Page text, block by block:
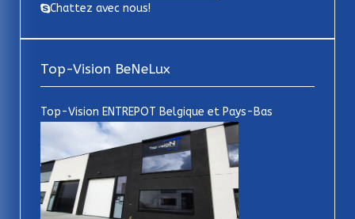
Chattez avec nous!
Top-Vision BeNeLux
Top-Vision ENTREPOT Belgique et Pays-Bas